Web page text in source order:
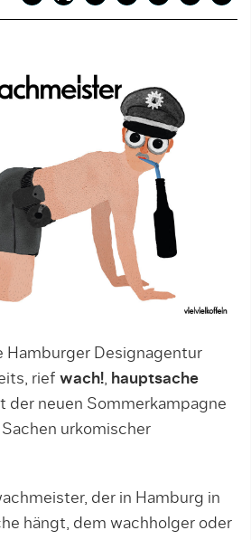
Hamburger Designagentur
rief wach!, hauptsache
der neuen Sommerkampagne
urkomischer
der in Hamburg in
hängt, dem wachholger oder